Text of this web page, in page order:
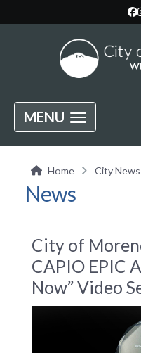
MENU
Home City News
News
City of
CAPIO EPIC
Now” Video